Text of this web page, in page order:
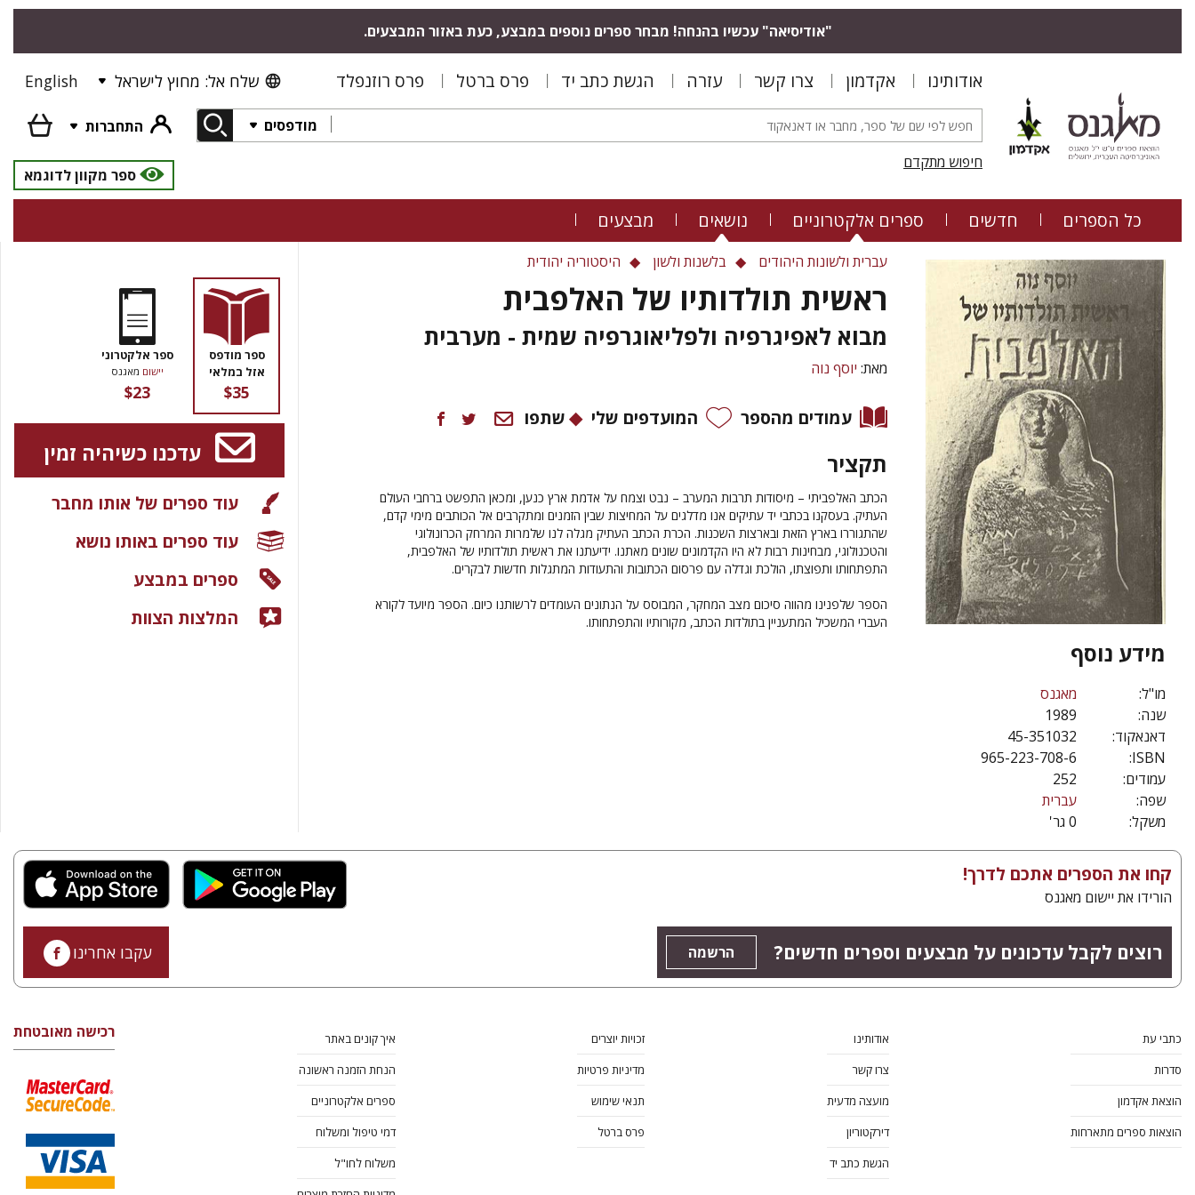
"אודיסיאה" עכשיו בהנחה! מבחר ספרים נוספים במבצע, כעת באזור המבצעים.
אודותינו אקדמון צרו קשר עזרה הגשת כתב יד פרס ברטל פרס רוזנפלד שלח אל: מחוץ לישראל English
מודפסים
התחברות
חיפוש מתקדם
ספר מקוון לדוגמא
כל הספרים חדשים ספרים אלקטרוניים נושאים מבצעים
מידע נוסף
מו"ל:
מאגנס
שנה:
1989
דאנאקוד:
45-351032
ISBN:
965-223-708-6
עמודים:
252
שפה:
עברית
משקל:
0 גר'
עברית ולשונות היהודים בלשנות ולשון היסטוריה יהודית
ראשית תולדותיו של האלפבית
מבוא לאפיגרפיה ולפליאוגרפיה שמית - מערבית
מאת: יוסף נוה
עמודים מהספר המועדפים שלי שתפו
תקציר
הכתב האלפביתי – מיסודות תרבות המערב – נבט וצמח על אדמת ארץ כנען, ומכאן התפשט ברחבי העולם
העתיק. בעסקנו בכתבי יד עתיקים אנו מדלגים על המחיצות שבין הזמנים ומתקרבים אל הכותבים מימי קדם,
שהתגוררו בארץ הזאת ובארצות השכנות. הכרת הכתב העתיק מגלה לנו שלמרות המרחק הכרונולוגי
והטכנולוגי, מבחינות רבות לא היו הקדמונים שונים מאתנו. ידיעתנו את ראשית תולדותיו של האלפבית,
התפתחותו ותפוצתו, הולכת וגדלה עם פרסום הכתובות והתעודות המתגלות חדשות לבקרים.
הספר שלפנינו מהווה סיכום מצב המחקר, המבוסס על הנתונים העומדים לרשותנו כיום. הספר מיועד לקורא
העברי המשכיל המתעניין בתולדות הכתב, מקורותיו והתפתחותו.
ספר מודפס
אזל במלאי
$35
ספר אלקטרוני
יישום מאגנס
$23
עדכנו כשיהיה זמין
עוד ספרים של אותו מחבר
עוד ספרים באותו נושא
ספרים במבצע
המלצות הצוות
קחו את הספרים אתכם לדרך!
הורידו את יישום מאגנס
רוצים לקבל עדכונים על מבצעים וספרים חדשים? הרשמה עקבו אחרינו
כתבי עת
סדרות
הוצאת אקדמון
הוצאות ספרים מתארחות
אודותינו
צרו קשר
מועצה מדעית
דירקטוריון
הגשת כתב יד
זכויות יוצרים
מדיניות פרטיות
תנאי שימוש
פרס ברטל
איך קונים באתר
הנחת הזמנה ראשונה
ספרים אלקטרוניים
דמי טיפול ומשלוח
משלוח לחו"ל
רכישה מאובטחת